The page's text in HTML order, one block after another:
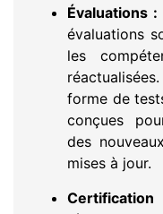
Évaluations :
évaluations
les
forme de
conçues
des
mises à jour.